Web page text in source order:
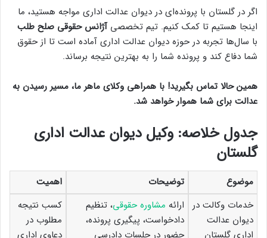
اگر در گلستان با پرونده‌ای در دیوان عدالت اداری مواجه هستید، ما
اینجا هستیم تا کمک کنیم. تیم تخصصیآژانس حقوقی صلح طلب
با سال‌ها تجربه در حوزه دیوان عدالت اداری آماده است تا از حقوق
شما دفاع کند و پرونده شما را به بهترین نتیجه برساند.
همین حالا تماس بگیرید! با همراهی وکلای ماهر ما، مسیر رسیدن به
عدالت برای شما هموار خواهد شد.
جدول خلاصه: وکیل دیوان عدالت اداری
گلستان
موضوع توضیحات
اهمیت
خدمات وکالت در
دیوان عدالت
اداری گلستان
ارائه مشاوره حقوقی، تنظیم
دادخواست، پیگیری پرونده،
حضور در جلسات دادرسی
کسب نتیجه
مطلوب در
دعاوی اداری